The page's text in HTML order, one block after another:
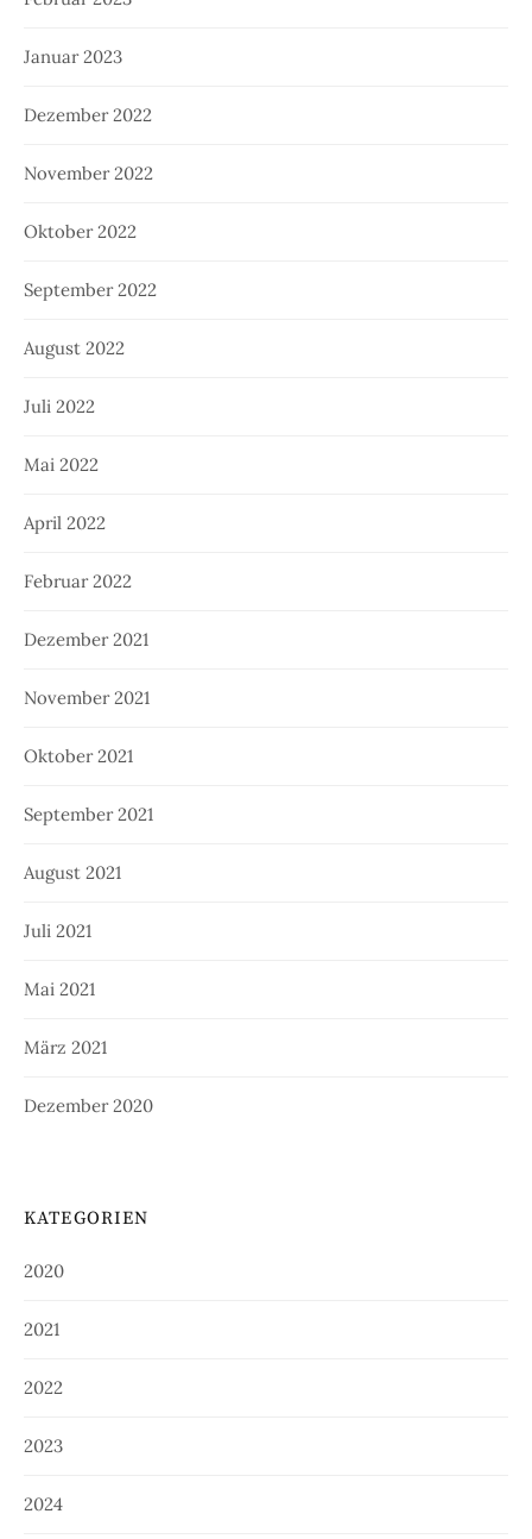
Januar 2023
Dezember 2022
November 2022
Oktober 2022
September 2022
August 2022
Juli 2022
Mai 2022
April 2022
Februar 2022
Dezember 2021
November 2021
Oktober 2021
September 2021
August 2021
Juli 2021
Mai 2021
März 2021
Dezember 2020
KATEGORIEN
2020
2021
2022
2023
2024